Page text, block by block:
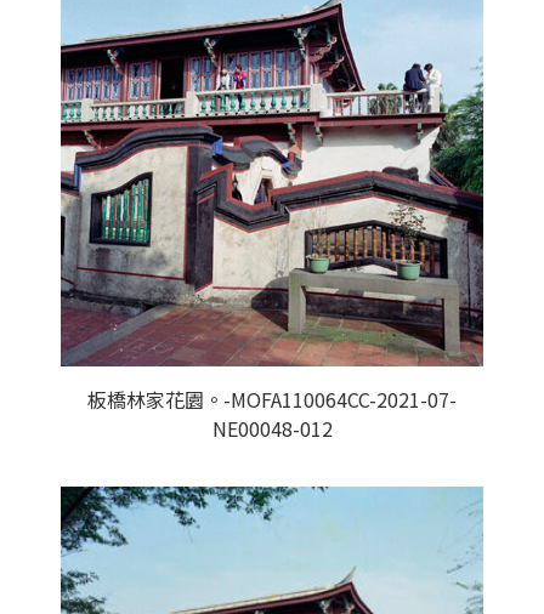
板橋林家花園。-MOFA110064CC-2021-07-
NE00048-012